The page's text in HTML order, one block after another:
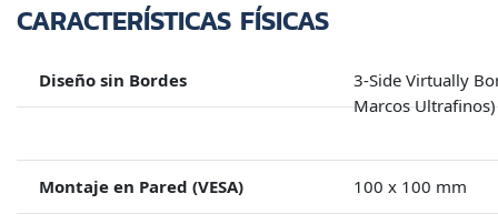
CARACTERÍSTICAS FÍSICAS
Diseño sin Bordes
3-Side Virtually
Marcos Ultrafinos)
Montaje en Pared (VESA) 100 x 100 mm